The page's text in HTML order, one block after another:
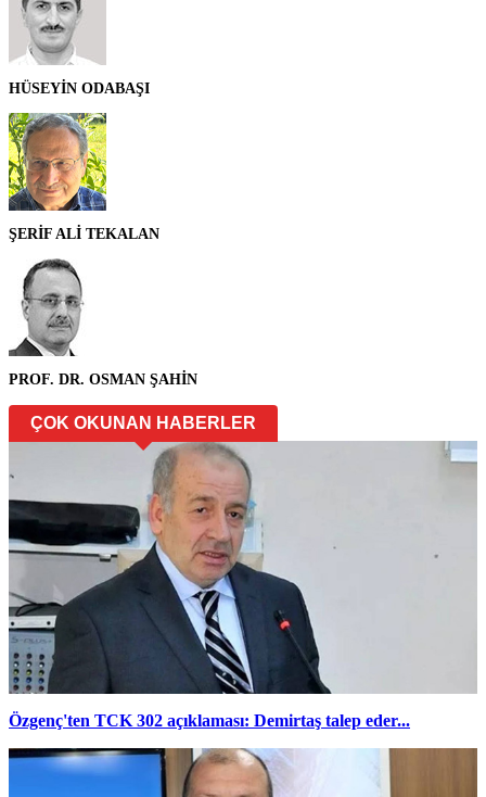
HÜSEYİN ODABAŞI
ŞERİF ALİ TEKALAN
PROF. DR. OSMAN ŞAHİN
ÇOK OKUNAN HABERLER
Özgenç'ten TCK 302 açıklaması: Demirtaş talep eder...